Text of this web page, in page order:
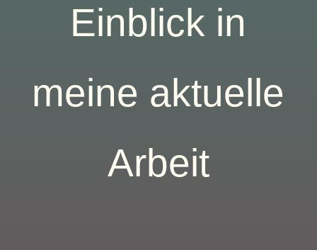
Einblick in
meine aktuelle
Arbeit